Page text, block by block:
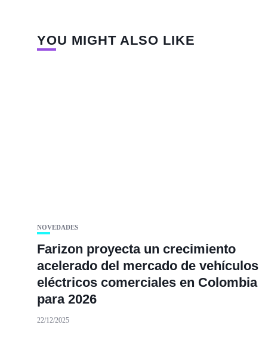
YOU MIGHT ALSO LIKE
NOVEDADES
Farizon proyecta un crecimiento
acelerado del mercado de vehículos
eléctricos comerciales en Colombia
para 2026
22/12/2025